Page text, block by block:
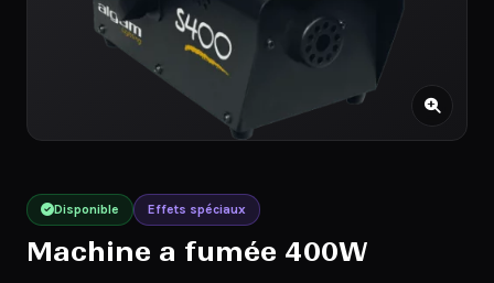
Disponible Effets spéciaux
Machine a fumée 400W